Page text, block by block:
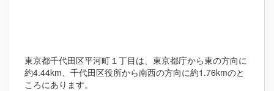
東京都千代田区平河町１丁目は、東京都庁から東の方向に
約4.44km、千代田区役所から南西の方向に約1.76kmのと
ころにあります。